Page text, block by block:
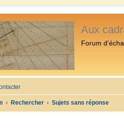
Aux
Forum
Rechercher Sujets sans réponse